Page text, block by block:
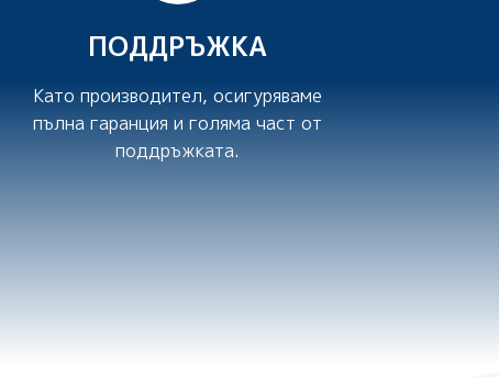
ПОДДРЪЖКА
Като производител, осигуряваме
пълна гаранция и голяма част от
поддръжката.